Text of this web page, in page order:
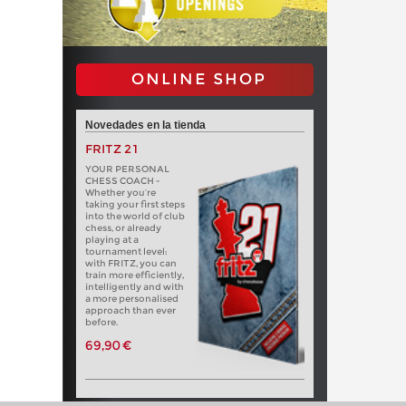
ONLINE SHOP
Novedades en la tienda
FRITZ 21
YOUR PERSONAL
CHESS COACH -
Whether you’re
taking your first steps
into the world of club
chess, or already
playing at a
tournament level:
with FRITZ, you can
train more efficiently,
intelligently and with
a more personalised
approach than ever
before.
69,90 €